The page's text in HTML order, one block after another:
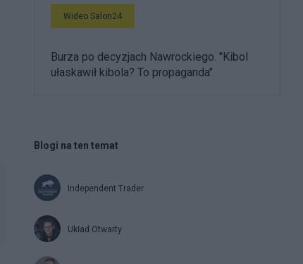
Wideo Salon24
Burza po decyzjach Nawrockiego. "Kibol
ułaskawił kibola? To propaganda"
Blogi na ten temat
Independent Trader
Układ Otwarty